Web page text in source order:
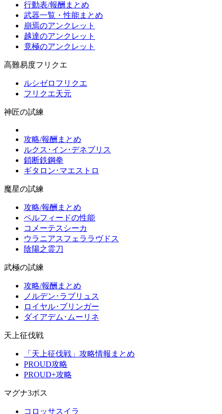
行動表/報酬まとめ
武器一覧・性能まとめ
崩焉のアンクレット
越達のアンクレット
竟極のアンクレット
高難易度フリクエ
ルシゼロフリクエ
フリクエ天元
神匠の試練
攻略/報酬まとめ
ルクス･イン･デネブリス
鎖断鉄鋼拳
ギタロン･マエストロ
魔星の試練
攻略/報酬まとめ
ペルフィードの性能
コメーテスシーカ
ウラニアスフェララヴドス
陰陽之霊刀
武極の試練
攻略/報酬まとめ
ノルデン･ラブリュス
ロイヤル･ブリンガー
ダイアデム･ムーリネ
天上征伐戦
「天上征伐戦」攻略情報まとめ
PROUD攻略
PROUD+攻略
マグナ3ボス
コロッサスイラ